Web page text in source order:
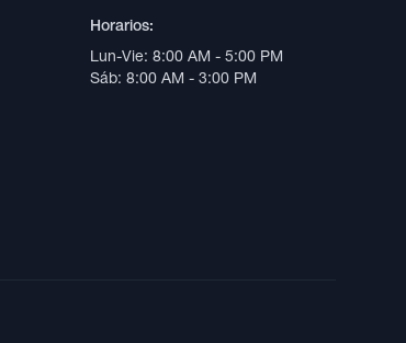
Horarios:
Lun-Vie: 8:00 AM - 5:00 PM
Sáb: 8:00 AM - 3:00 PM